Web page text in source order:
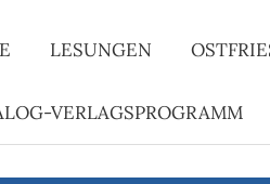
LESUNGEN
VERLAGSPROGRAMM